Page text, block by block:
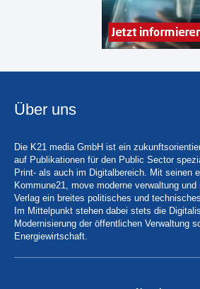
Über uns
Die K21 media GmbH ist ein
auf Publikationen für den Public Sector
Print- als auch im Digitalbereich. Mit seinen
Kommune21, move moderne verwaltung
Verlag ein breites politisches und
Im Mittelpunkt stehen dabei stets die
Modernisierung der öffentlichen Verwaltung
Energiewirtschaft.